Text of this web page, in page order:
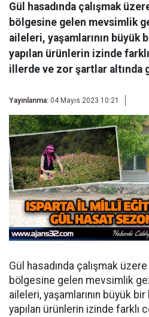
Gül hasadında çalışmak
bölgesine gelen mevsimlik
aileleri, yaşamlarının büyük
yapılan ürünlerin izinde
illerde ve zor şartlar altında
Yayınlanma: 04 Mayıs 2023 10:21
Gül hasadında çalışmak
bölgesine gelen mevsimlik
aileleri, yaşamlarının büyük
yapılan ürünlerin izinde farklı